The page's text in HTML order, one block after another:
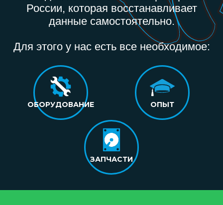
России, которая восстанавливает
данные самостоятельно.
Для этого у нас есть все необходимое:
ОБОРУДОВАНИЕ ОПЫТ
ЗАПЧАСТИ